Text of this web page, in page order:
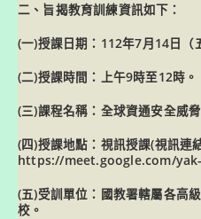
二、旨揭教育訓練資訊如下：
(一)授課日期：112年7月14日（
(二)授課時間：上午9時至12時。
(三)課程名稱：全球資通安全威
(四)授課地點：視訊授課(視訊連
https://meet.google.com/
(五)受訓單位：國教署轄屬各高
校。